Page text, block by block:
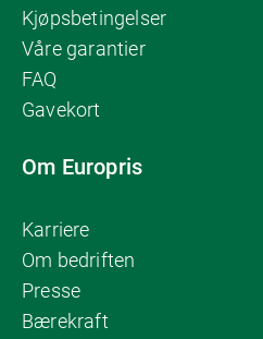
Kjøpsbetingelser
Våre garantier
FAQ
Gavekort
Om Europris
Karriere
Om bedriften
Presse
Bærekraft